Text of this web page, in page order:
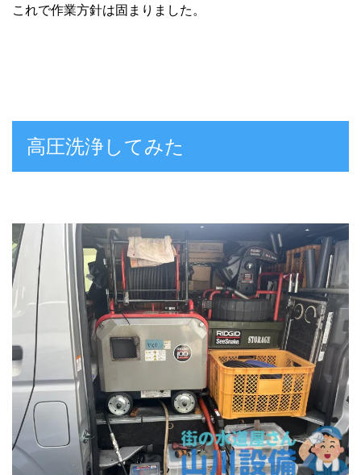
これで作業方針は固まりました。
高圧洗浄してみた